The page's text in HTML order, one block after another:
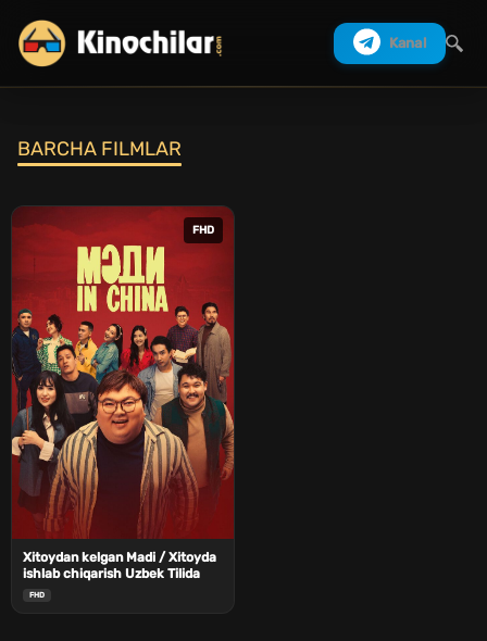
Kanal
BARCHA FILMLAR
FHD
Xitoydan kelgan Madi / Xitoyda
ishlab chiqarish Uzbek Tilida
FHD